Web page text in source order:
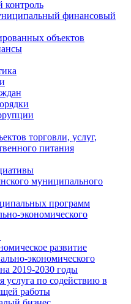
контроль
финансовый
объектов
торговли, услуг,
питания
муниципального
программ
экономического
развитие
экономического
2019-2030 годы
услуга по содействию в
работы